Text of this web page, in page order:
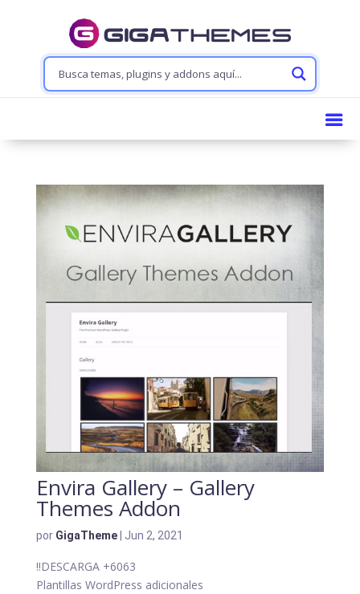
Envira Gallery – Gallery
Themes Addon
por GigaTheme| Jun 2, 2021
!!DESCARGA +6063
Plantillas WordPress adicionales